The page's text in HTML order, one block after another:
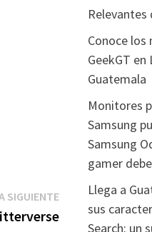
SIGUIENTEEntrada
siguiente:
Relevantes
Conoce los
GeekGT en
Guatemala
Monitores
Samsung
Samsung
gamer
Llega a
sus
Search: un